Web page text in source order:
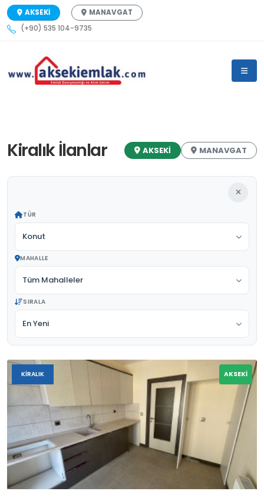
AKSEKİ
MANAVGAT
(+90) 535 104-9735
Kiralık İlanlar AKSEKİ MANAVGAT
TÜR
Konut
MAHALLE
Tüm Mahalleler
SIRALA
En Yeni
KIRALIK AKSEKİ